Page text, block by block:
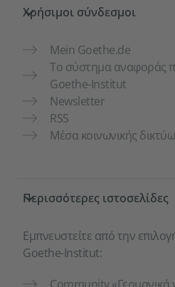
Χρήσιμοι σύνδεσμοι
Mein Goethe.de
Το σύστημα αναφοράς
Goethe-Institut
Newsletter
RSS
Μέσα κοινωνικής
Περισσότερες ιστοσελίδες
Εμπνευστείτε από την
Goethe-Institut: